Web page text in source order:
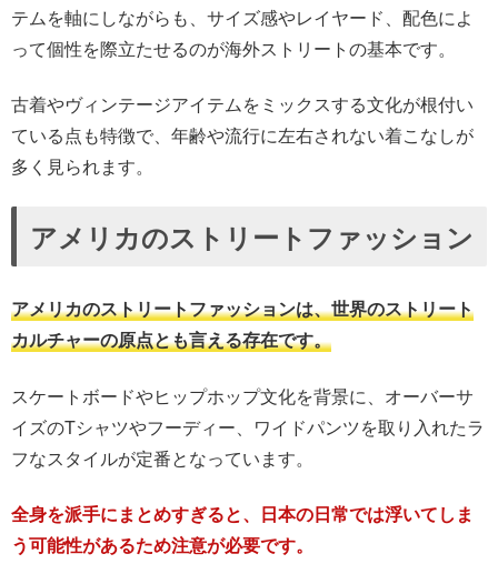
テムを軸にしながらも、サイズ感やレイヤード、配色によ
って個性を際立たせるのが海外ストリートの基本です。
古着やヴィンテージアイテムをミックスする文化が根付い
ている点も特徴で、年齢や流行に左右されない着こなしが
多く見られます。
アメリカのストリートファッション
アメリカのストリートファッションは、世界のストリート
カルチャーの原点とも言える存在です。
スケートボードやヒップホップ文化を背景に、オーバーサ
イズのTシャツやフーディー、ワイドパンツを取り入れたラ
フなスタイルが定番となっています。
全身を派手にまとめすぎると、日本の日常では浮いてしま
う可能性があるため注意が必要です。